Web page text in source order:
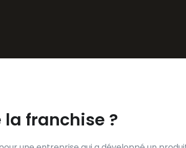
la franchise ?